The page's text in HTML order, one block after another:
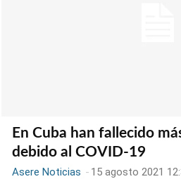
En Cuba han fallecido
debido al COVID-19
Asere Noticias - 15 agosto 2021